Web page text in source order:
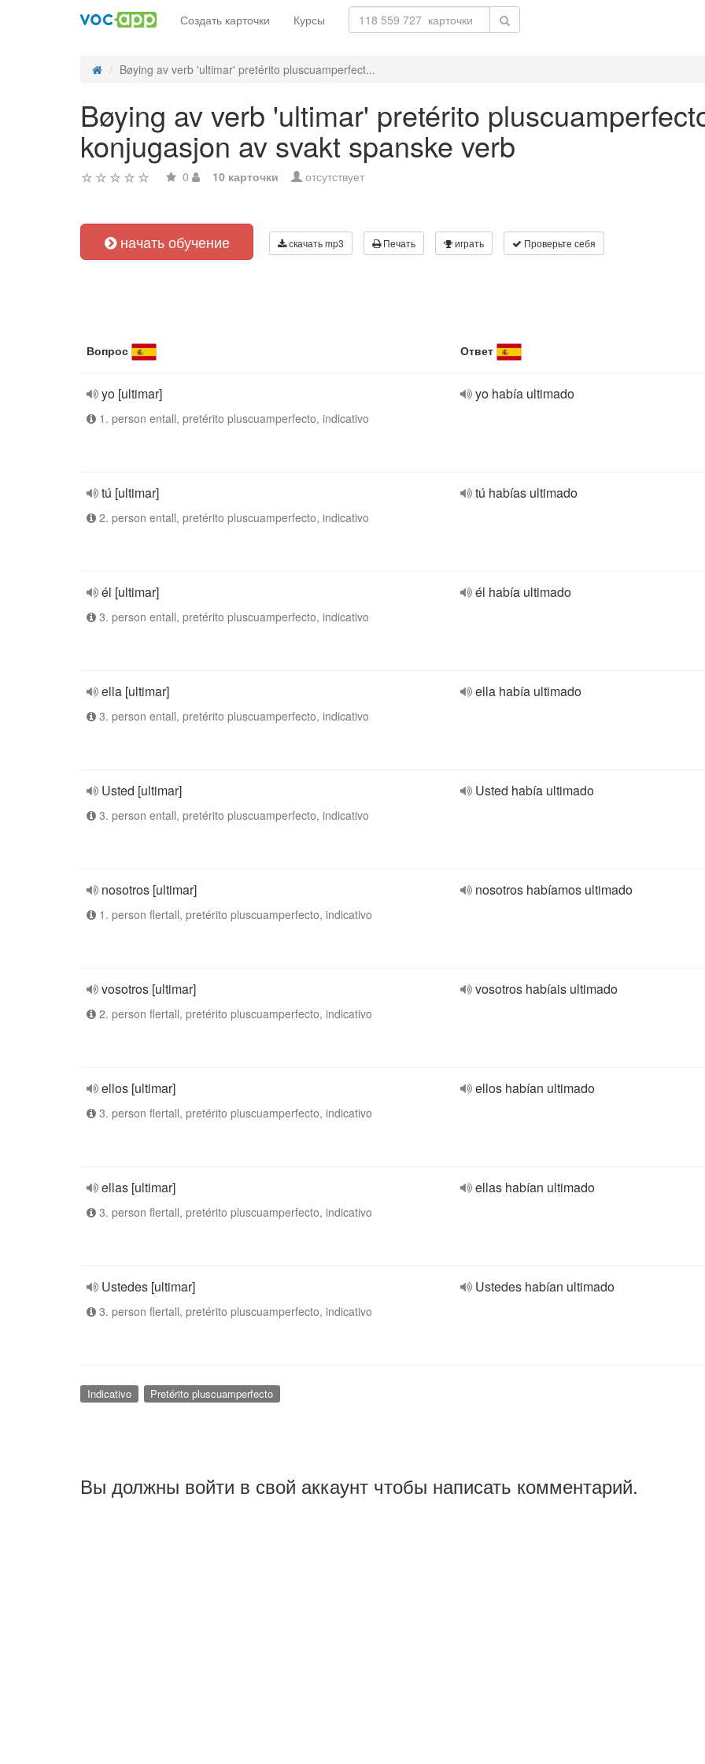
Создать карточки Курсы
Bøying av verb 'ultimar' pretérito pluscuamperfect...
Bøying av verb 'ultimar' pretérito
konjugasjon av svakt spanske verb
0 10 карточки отсутствует
начать обучение скачать mp3 Печать играть Проверьте себя
Вопрос Ответ
yo [ultimar]
1. person entall, pretérito pluscuamperfecto, indicativo
yo había ultimado
tú [ultimar]
2. person entall, pretérito pluscuamperfecto, indicativo
tú habías ultimado
él [ultimar]
3. person entall, pretérito pluscuamperfecto, indicativo
él había ultimado
ella [ultimar]
3. person entall, pretérito pluscuamperfecto, indicativo
ella había ultimado
Usted [ultimar]
3. person entall, pretérito pluscuamperfecto, indicativo
Usted había ultimado
nosotros [ultimar]
1. person flertall, pretérito pluscuamperfecto, indicativo
nosotros habíamos ultimado
vosotros [ultimar]
2. person flertall, pretérito pluscuamperfecto, indicativo
vosotros habíais ultimado
ellos [ultimar]
3. person flertall, pretérito pluscuamperfecto, indicativo
ellos habían ultimado
ellas [ultimar]
3. person flertall, pretérito pluscuamperfecto, indicativo
ellas habían ultimado
Ustedes [ultimar]
3. person flertall, pretérito pluscuamperfecto, indicativo
Ustedes habían ultimado
Indicativo Pretérito pluscuamperfecto
Вы должны войти в свой аккаунт чтобы написать комментарий.